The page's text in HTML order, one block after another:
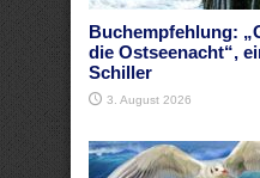
Buchempfehlung:
die Ostseenacht“,
Schiller
3. August 2026